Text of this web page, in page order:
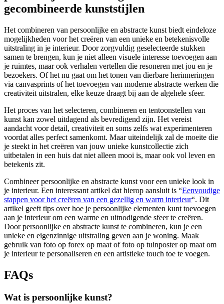
gecombineerde kunststijlen
Het combineren van persoonlijke en abstracte kunst biedt eindeloze
mogelijkheden voor het creëren van een unieke en betekenisvolle
uitstraling in je interieur. Door zorgvuldig geselecteerde stukken
samen te brengen, kun je niet alleen visuele interesse toevoegen aan
je ruimtes, maar ook verhalen vertellen die resoneren met jou en je
bezoekers. Of het nu gaat om het tonen van dierbare herinneringen
via canvasprints of het toevoegen van moderne abstracte werken die
creativiteit uitstralen, elke keuze draagt bij aan de algehele sfeer.
Het proces van het selecteren, combineren en tentoonstellen van
kunst kan zowel uitdagend als bevredigend zijn. Het vereist
aandacht voor detail, creativiteit en soms zelfs wat experimenteren
voordat alles perfect samenkomt. Maar uiteindelijk zal de moeite die
je steekt in het creëren van jouw unieke kunstcollectie zich
uitbetalen in een huis dat niet alleen mooi is, maar ook vol leven en
betekenis zit.
Combineer persoonlijke en abstracte kunst voor een unieke look in
je interieur. Een interessant artikel dat hierop aansluit is “Eenvoudige
stappen voor het creëren van een gezellig en warm interieur“. Dit
artikel geeft tips over hoe je persoonlijke elementen kunt toevoegen
aan je interieur om een warme en uitnodigende sfeer te creëren.
Door persoonlijke en abstracte kunst te combineren, kun je een
unieke en eigenzinnige uitstraling geven aan je woning. Maak
gebruik van foto op forex op maat of foto op tuinposter op maat om
je interieur te personaliseren en een artistieke touch toe te voegen.
FAQs
Wat is persoonlijke kunst?